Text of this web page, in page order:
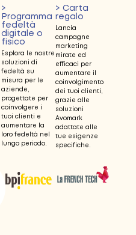
>
Programma
fedeltà
digitale o
fisico
Esplora le nostre
soluzioni di
fedeltà su
misura per le
aziende,
progettate per
coinvolgere i
tuoi clienti e
aumentare la
loro fedeltà nel
lungo periodo.
> Carta
regalo
Lancia
campagne
marketing
mirate ed
efficaci per
aumentare il
coinvolgimento
dei tuoi clienti,
grazie alle
soluzioni
Avomark
adattate alle
tue esigenze
specifiche.